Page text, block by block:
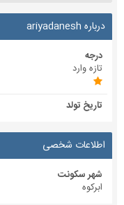
درباره ariyadanesh
درجه
تازه وارد
تاریخ تولد
اطلاعات شخصی
شهر سکونت
ابرکوه